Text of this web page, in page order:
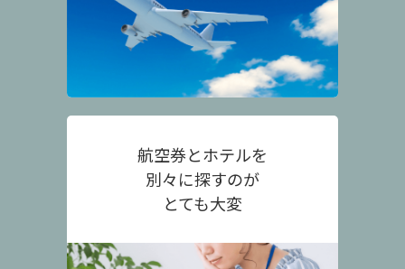
航空券とホテルを
別々に探すのが
とても大変